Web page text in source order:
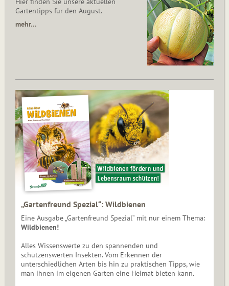
Gartentipps für den August.
mehr…
„Gartenfreund Spezial“: Wildbienen
Eine Ausgabe „Gartenfreund Spezial“ mit nur einem Thema:
Wildbienen!
Alles Wissenswerte zu den spannenden und
schützenswerten Insekten. Vom Erkennen der
unterschiedlichen Arten bis hin zu praktischen Tipps, wie
man ihnen im eigenen Garten eine Heimat bieten kann.